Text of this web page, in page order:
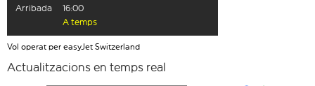
Arribada
16:00
A temps
Vol operat per easyJet Switzerland
Actualitzacions en temps real